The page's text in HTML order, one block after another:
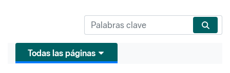
Todas las páginas